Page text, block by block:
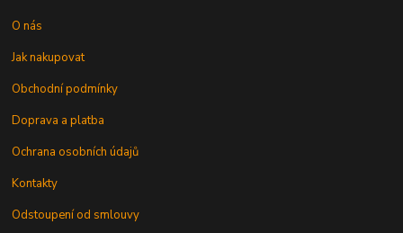
O nás
Jak nakupovat
Obchodní podmínky
Doprava a platba
Ochrana osobních údajů
Kontakty
Odstoupení od smlouvy